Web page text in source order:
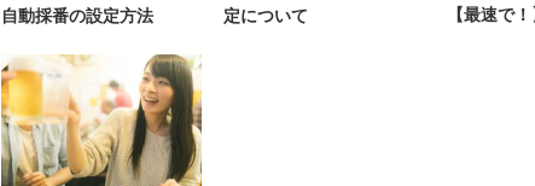
自動採番の設定方法
定について
【最速で！